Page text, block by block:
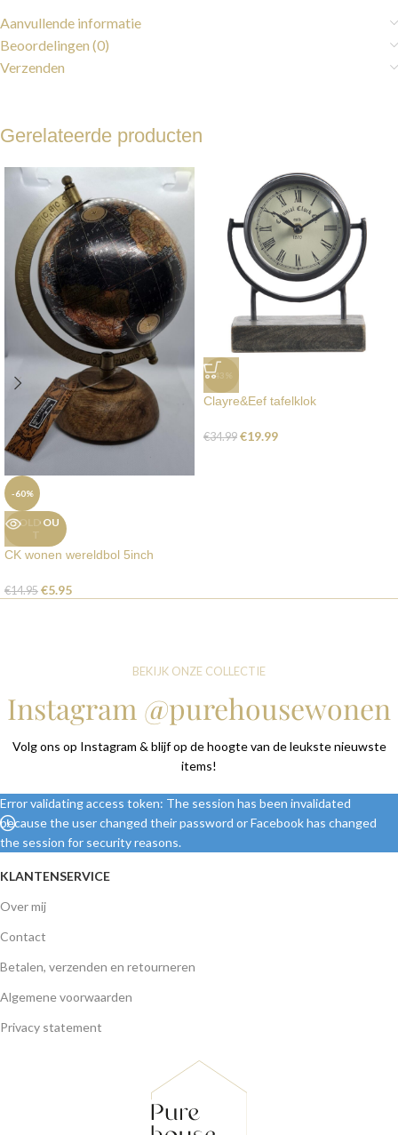
Aanvullende informatie
Beoordelingen (0)
Verzenden
Gerelateerde producten
-60%
SOLD OU
T
CK wonen wereldbol 5inch
€14.95 €5.95
-43%
Clayre&Eef tafelklok
€34.99 €19.99
BEKIJK ONZE COLLECTIE
Instagram @purehousewonen
Volg ons op Instagram & blijf op de hoogte van de leukste nieuwste
items!
Error validating access token: The session has been invalidated
because the user changed their password or Facebook has changed
the session for security reasons.
KLANTENSERVICE
Over mij
Contact
Betalen, verzenden en retourneren
Algemene voorwaarden
Privacy statement